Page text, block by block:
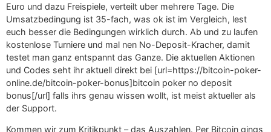
Euro und dazu Freispiele, verteilt uber mehrere Tage. Die
Umsatzbedingung ist 35-fach, was ok ist im Vergleich, lest
euch besser die Bedingungen wirklich durch. Ab und zu laufen
kostenlose Turniere und mal nen No-Deposit-Kracher, damit
testet man ganz entspannt das Ganze. Die aktuellen Aktionen
und Codes seht ihr aktuell direkt bei [url=https://bitcoin-poker-
online.de/bitcoin-poker-bonus]bitcoin poker no deposit
bonus[/url] falls ihrs genau wissen wollt, ist meist aktueller als
der Support.
Kommen wir zum Kritikpunkt – das Auszahlen. Per Bitcoin gings